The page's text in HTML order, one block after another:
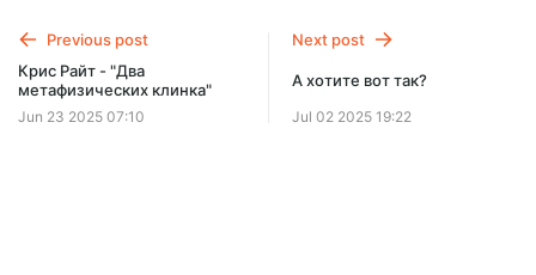
$0.97 per month
Billed every 12 months.
Previous post
Крис Райт - "Два
метафизических клинка"
Jun 23 2025 07:10
Next post
А хотите вот так?
Jul 02 2025 19:22